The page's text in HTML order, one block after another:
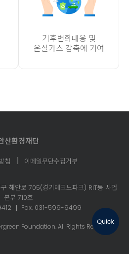
기후변화대응 및
온실가스 감축에 기여
산환경재단
침 이메일무단수집거부
해안로 705(경기테크노파크) RIT동 사업
본부 710호
Fax. 031-599-9499
Foundation. All Rights Reserved.